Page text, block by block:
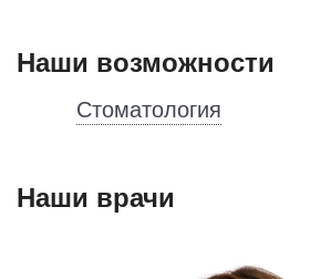
Наши возможности
Стоматология
Наши врачи